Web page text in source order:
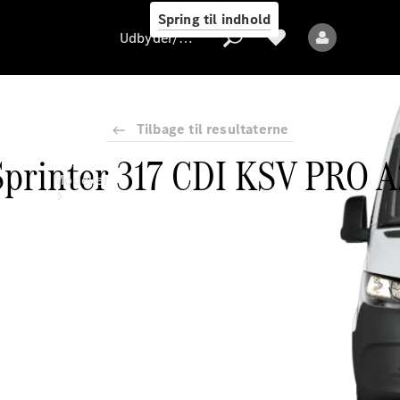
Spring til indhold
Udbyder/databeskyttelse
Modeller
Udbyder/databeskyttelse
Tilbage til resultaterne
317 CDI KSV PRO